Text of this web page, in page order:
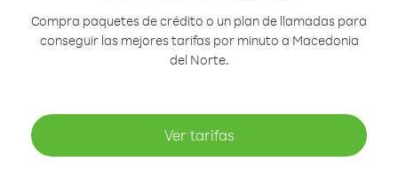
Compra paquetes de crédito o un plan de llamadas para
conseguir las mejores tarifas por minuto a Macedonia
del Norte.
Ver tarifas